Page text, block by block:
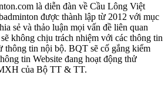
là diễn đàn về Cầu Lông Việt
được thành lập từ 2012 với mục
sẻ và thảo luận mọi vấn đề liên quan
không chịu trách nhiệm với các thông tin
thông tin nội bộ. BQT sẽ cố gắng kiểm
tin Website đang hoạt động thử
của Bộ TT & TT.